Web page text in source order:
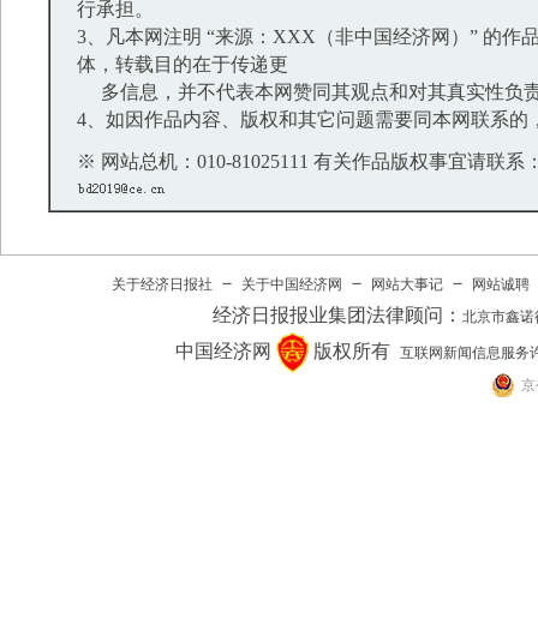
行承担。
3、凡本网注明 “来源：XXX（非中国经济网）” 的作
体，转载目的在于传递更
多信息，并不代表本网赞同其观点和对其真实性负
4、如因作品内容、版权和其它问题需要同本网联系的
※ 网站总机：010-81025111 有关作品版权事宜请联系
关于经济日报社 － 关于中国经济网 － 网站大事记 － 网站诚聘
经济日报报业集团法律顾问： 北京市鑫
中国经济网 版权所有 互联网新闻信息服务
京